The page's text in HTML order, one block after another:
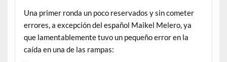
Una primer ronda un poco reservados y sin cometer
errores, a excepción del español Maikel Melero, ya
que lamentablemente tuvo un pequeño error en la
caída en una de las rampas: